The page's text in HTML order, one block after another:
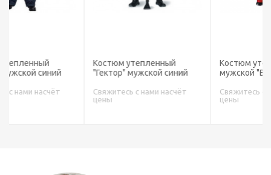
Костюм утепленный
"Гектор" мужской синий
Свяжитесь с нами насчёт
Костюм утепленный
мужской "Винтер" красный
Свяжитесь с нами насчёт